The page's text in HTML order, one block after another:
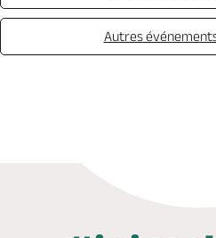
Autres événements